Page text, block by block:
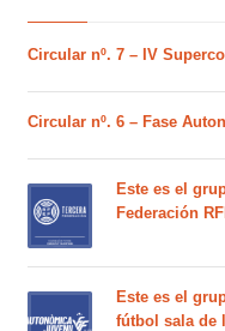
Circular nº. 7 – IV
Circular nº. 6 – Fase
Este es el
Federación
Este es el
fútbol sala de